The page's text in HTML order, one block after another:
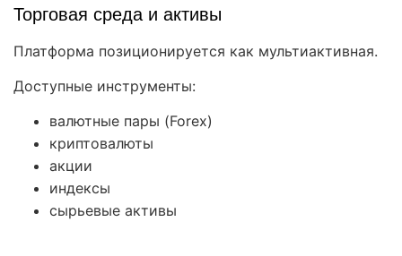
Торговая среда и активы
Платформа позиционируется как мультиактивная.
Доступные инструменты:
валютные пары (Forex)
криптовалюты
акции
индексы
сырьевые активы